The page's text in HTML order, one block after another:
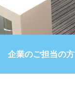
企業のご担当の方